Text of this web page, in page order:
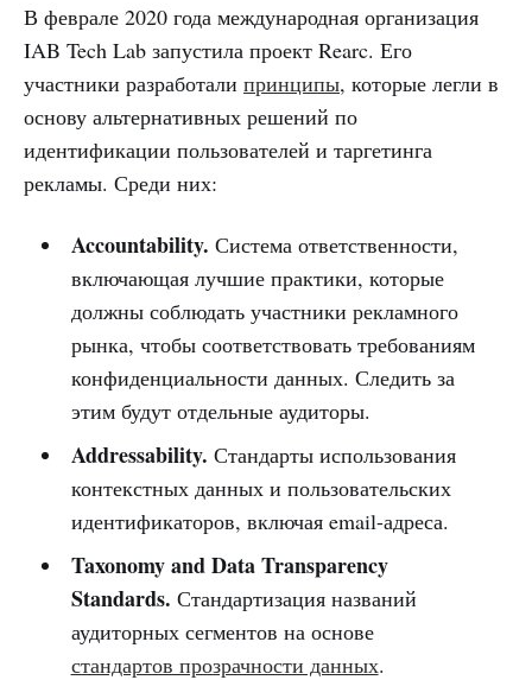
В феврале 2020 года международная организация
IAB Tech Lab запустила проект Rearc. Его
участники разработали принципы, которые легли в
основу альтернативных решений по
идентификации пользователей и таргетинга
рекламы. Среди них:
Accountability. Система ответственности,
включающая лучшие практики, которые
должны соблюдать участники рекламного
рынка, чтобы соответствовать требованиям
конфиденциальности данных. Следить за
этим будут отдельные аудиторы.
Addressability. Стандарты использования
контекстных данных и пользовательских
идентификаторов, включая email-адреса.
Taxonomy and Data Transparency
Standards. Стандартизация названий
аудиторных сегментов на основе
стандартов прозрачности данных.